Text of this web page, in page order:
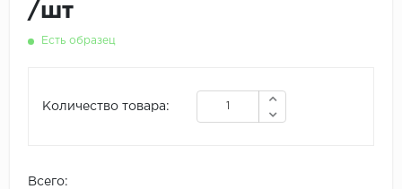
/шт
Есть образец
Количество товара:
Всего: